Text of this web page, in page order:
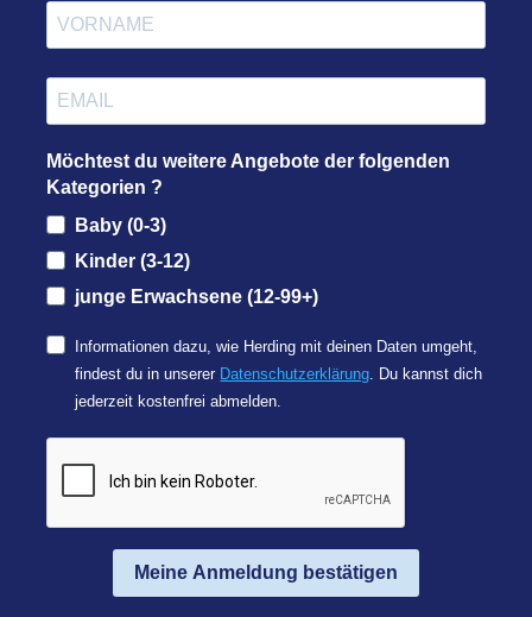
Möchtest du weitere Angebote der folgenden
Kategorien ?
Baby (0-3)
Kinder (3-12)
junge Erwachsene (12-99+)
Informationen dazu, wie Herding mit deinen Daten umgeht,
findest du in unserer Datenschutzerklärung . Du kannst dich
jederzeit kostenfrei abmelden.
Meine Anmeldung bestätigen